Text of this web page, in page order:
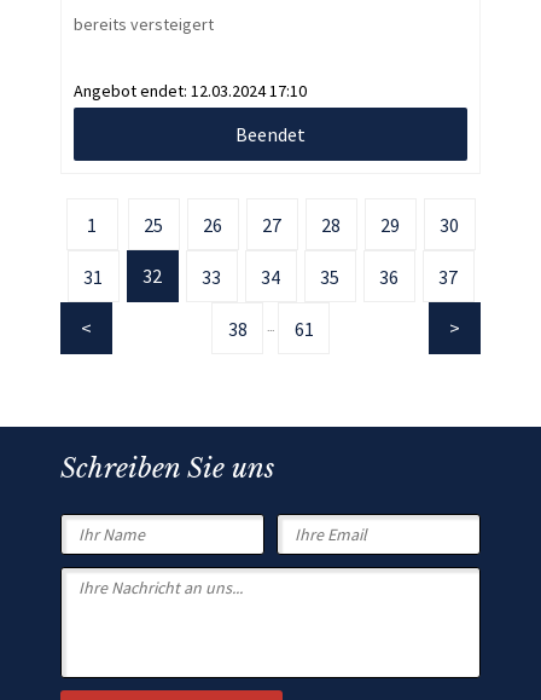
bereits versteigert
Angebot endet: 12.03.2024 17:10
Beendet
1 25 26 27 28 29 30
31 32 33 34 35 36 37
38 ... 61
Schreiben Sie uns